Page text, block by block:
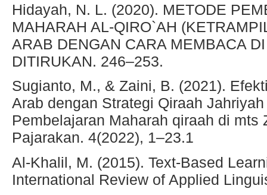
Hidayah, N. L. (2020). METODE
MAHARAH AL-QIRO`AH
ARAB DENGAN CARA MEMBACA
DITIRUKAN. 246–253.
Sugianto, M., & Zaini, B. (2021).
Arab dengan Strategi Qiraah
Pembelajaran Maharah qiraah di mts
Pajarakan. 4(2022), 1–23.1
Al-Khalil, M. (2015). Text-Based
International Review of Applied